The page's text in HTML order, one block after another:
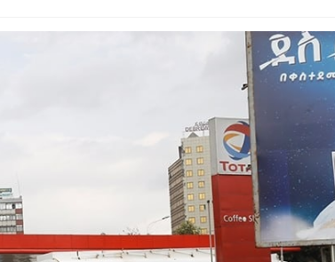
qondaaltootni hojii Mootummaa misooma
magaalaa Baahardaar daawwatan
August 6, 2026